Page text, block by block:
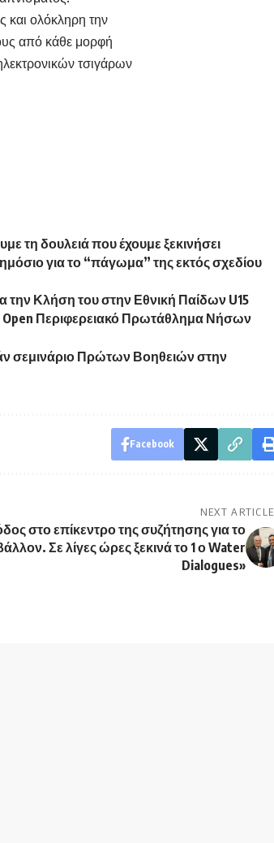
και ολόκληρη την
από κάθε μορφή
τσιγάρων
τη δουλειά που έχουμε ξεκινήσει
για το “πάγωμα” της εκτός σχεδίου
την Κλήση του στην Εθνική Παίδων U15
Open Περιφερειακό Πρωτάθλημα Νήσων
σεμινάριο Πρώτων Βοηθειών στην
Facebook
NEXT ARTICLE
στο επίκεντρο της συζήτησης για το
Σε λίγες ώρες ξεκινά το 1 ο Water
Dialogues»